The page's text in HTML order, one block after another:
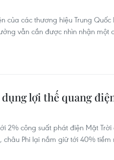
của các thương hiệu Trung
vẫn cần được nhìn nhận một
lợi thế quang
2% công suất phát điện Mặt
châu Phi lại nắm giữ tới 40%